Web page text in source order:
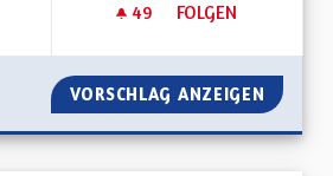
49 49 FOLLOWER
FOLGEN
LE TEMPS DES
VORSCHLAG ANZEIGEN LE